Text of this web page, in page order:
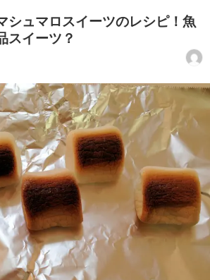
シュマロスイーツのレシピ！魚
スイーツ？